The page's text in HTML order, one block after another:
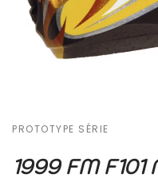
PROTOTYPE SÉRIE
1999 FM